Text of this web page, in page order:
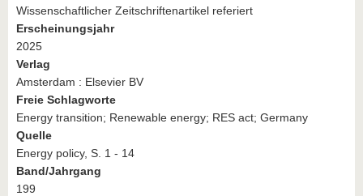
Wissenschaftlicher Zeitschriftenartikel referiert
Erscheinungsjahr
2025
Verlag
Amsterdam : Elsevier BV
Freie Schlagworte
Energy transition; Renewable energy; RES act; Germany
Quelle
Energy policy, S. 1 - 14
Band/Jahrgang
199